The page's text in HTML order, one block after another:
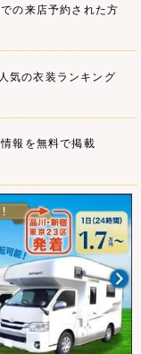
の来店予約された方
気の衣装ランキング
報を無料で掲載